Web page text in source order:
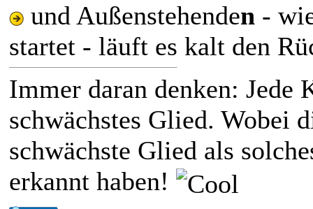
und Außenstehenden -
startet - läuft es kalt den
Immer daran denken:
schwächstes Glied. Wobei
schwächste Glied als
erkannt haben!